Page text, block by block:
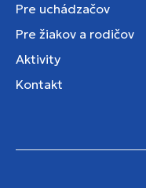
Pre uchádzačov
Pre žiakov a rodičov
Aktivity
Kontakt